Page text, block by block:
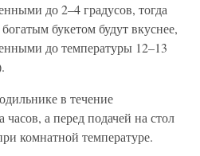
до 2–4 градусов, тогда
букетом будут вкуснее,
до температуры 12–13
в течение
а перед подачей на стол
комнатной температуре.